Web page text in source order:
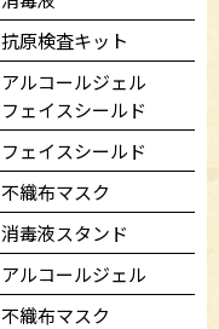
抗原検査キット
アルコールジェル
フェイスシールド
フェイスシールド
不織布マスク
消毒液スタンド
アルコールジェル
不織布マスク